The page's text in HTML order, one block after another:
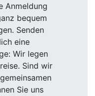
Anmeldung
bequem
Senden
eine
Wir legen
Sind wir
Sie uns